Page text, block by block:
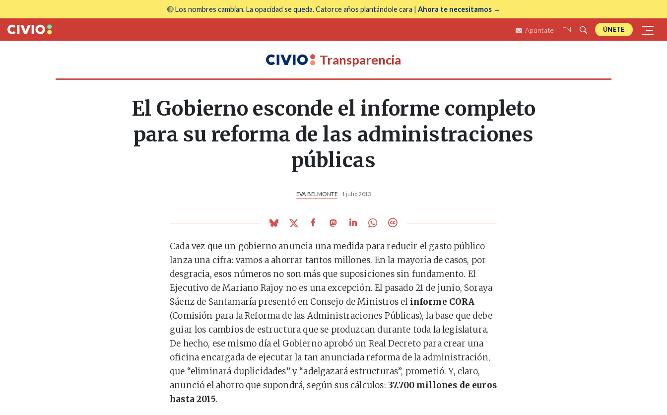
🔴 Los nombres cambian. La opacidad se queda. Catorce años plantándole cara | Ahora te necesitamos →
Apúntate EN ÚNETE
Transparencia
El Gobierno esconde el informe completo
para su reforma de las administraciones
públicas
EVA BELMONTE 1 julio 2013
Cada vez que un gobierno anuncia una medida para reducir el gasto público
lanza una cifra: vamos a ahorrar tantos millones. En la mayoría de casos, por
desgracia, esos números no son más que suposiciones sin fundamento. El
Ejecutivo de Mariano Rajoy no es una excepción. El pasado 21 de junio, Soraya
Sáenz de Santamaría presentó en Consejo de Ministros el informe CORA
(Comisión para la Reforma de las Administraciones Públicas), la base que debe
guiar los cambios de estructura que se produzcan durante toda la legislatura.
De hecho, ese mismo día el Gobierno aprobó un Real Decreto para crear una
oficina encargada de ejecutar la tan anunciada reforma de la administración,
que “eliminará duplicidades” y “adelgazará estructuras”, prometió. Y, claro,
anunció el ahorroque supondrá, según sus cálculos: 37.700 millones de euros
hasta 2015.